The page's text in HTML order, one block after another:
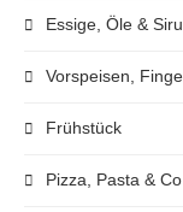
Essige, Öle &
Vorspeisen,
Frühstück
Pizza, Pasta & Co